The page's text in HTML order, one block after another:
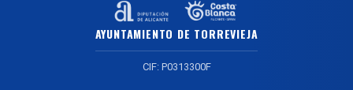
AYUNTAMIENTO DE TORREVIEJA
CIF: P0313300F